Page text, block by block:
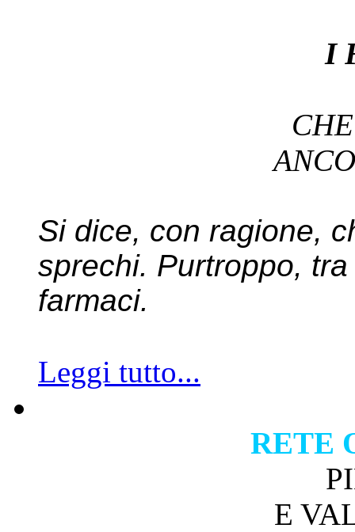
I
Si dice, con ragione,
sprechi. Purtroppo,
farmaci.
Leggi tutto...
RETE
E